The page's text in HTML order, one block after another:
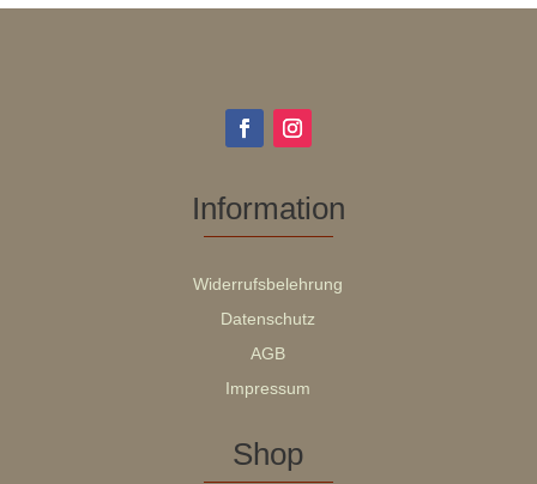
Information
Widerrufsbelehrung
Datenschutz
AGB
Impressum
Shop